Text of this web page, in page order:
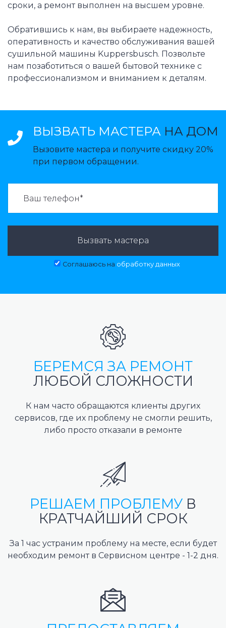
сроки, а ремонт выполнен на высшем уровне.
Обратившись к нам, вы выбираете надежность,
оперативность и качество обслуживания вашей
сушильной машины Kuppersbusch. Позвольте
нам позаботиться о вашей бытовой технике с
профессионализмом и вниманием к деталям.
ВЫЗВАТЬ МАСТЕРА НА ДОМ
Вызовите мастера и получите скидку 20%
при первом обращении.
Вызвать мастера
Соглашаюсь на обработку данных
БЕРЕМСЯ ЗА РЕМОНТ
ЛЮБОЙ СЛОЖНОСТИ
К нам часто обращаются клиенты других
сервисов, где их проблему не смогли решить,
либо просто отказали в ремонте
РЕШАЕМ ПРОБЛЕМУ В
КРАТЧАЙШИЙ СРОК
За 1 час устраним проблему на месте, если будет
необходим ремонт в Сервисном центре - 1-2 дня.